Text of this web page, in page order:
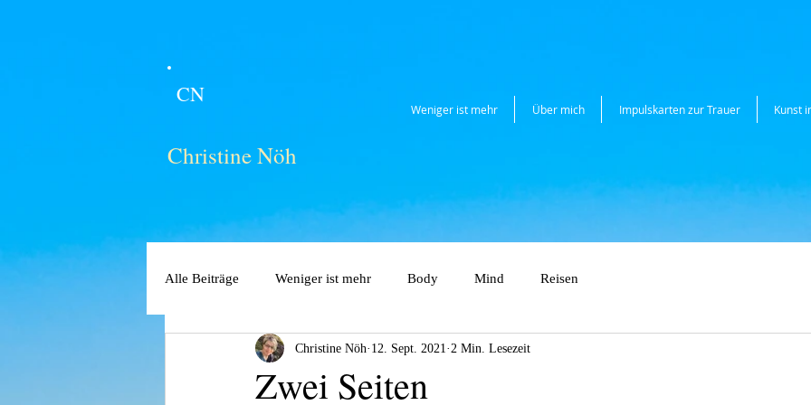
Weniger ist mehr Über mich Impulskarten zur Trauer Kunst
CN
Christine Nöh
Alle Beiträge Weniger ist mehr Body Mind Reisen
Zwei Seiten
Christine Nöh 12. Sept. 2021 2 Min. Lesezeit